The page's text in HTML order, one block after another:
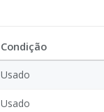
Condição
Usado
Usado